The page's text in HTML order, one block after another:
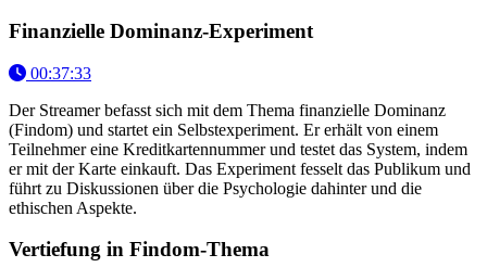
Finanzielle Dominanz-Experiment
00:37:33
Der Streamer befasst sich mit dem Thema finanzielle Dominanz
(Findom) und startet ein Selbstexperiment. Er erhält von einem
Teilnehmer eine Kreditkartennummer und testet das System, indem
er mit der Karte einkauft. Das Experiment fesselt das Publikum und
führt zu Diskussionen über die Psychologie dahinter und die
ethischen Aspekte.
Vertiefung in Findom-Thema